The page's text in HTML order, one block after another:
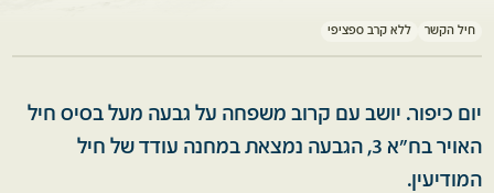
חיל הקשר ללא קרב ספציפי
יום כיפור. יושב עם קרוב משפחה על גבעה מעל בסיס חיל
האויר בח"א 3, הגבעה נמצאת במחנה עודד של חיל
המודיעין.